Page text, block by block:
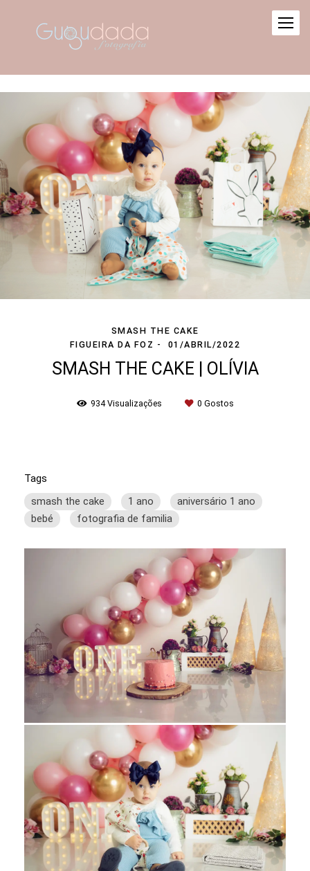
SMASH THE CAKE
FIGUEIRA DA FOZ
01/ABRIL/2022
SMASH THE CAKE | OLÍVIA
934Visualizações 0 Gostos
Tags
smash the cake
1 ano
aniversário 1 ano
bebé
fotografia de familia